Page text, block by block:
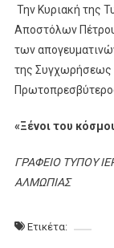
Την Κυριακή της
Αποστόλων Πέτρου
των
της Συγχωρήσεως
«Ξένοι του
ΓΡΑΦΕΙΟ ΤΥΠΟΥ
ΑΛΜΩΠΙΑΣ
Ετικέτα: